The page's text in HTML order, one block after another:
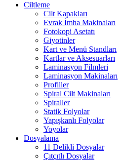
Ciltleme
Cilt Kapakları
Evrak İmha Makinaları
Fotokopi Asetatı
Giyotinler
Kart ve Menü Standları
Kartlar ve Aksesuarları
Laminasyon Filmleri
Laminasyon Makinaları
Profiller
Spiral Cilt Makinaları
Spiraller
Statik Folyolar
Yapışkanlı Folyolar
Yoyolar
Dosyalama
11 Delikli Dosyalar
Çıtçıtlı Dosyalar